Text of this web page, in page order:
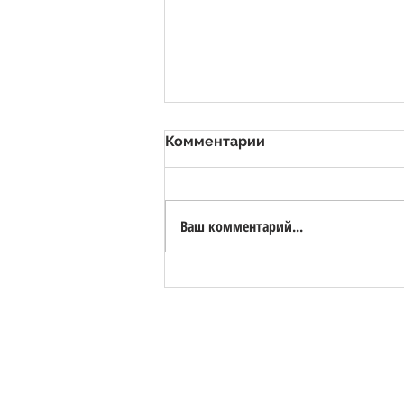
Комментарии
Ваш комментарий...